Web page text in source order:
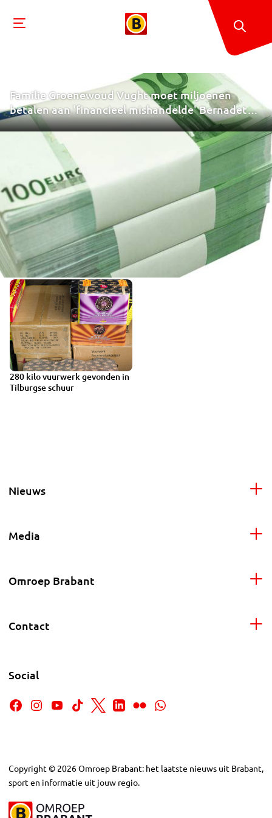
Familie Groenewoud Vught moet miljoenen
betalen aan 'financieel mishandelde' Bernadette
Vehmeijer
280 kilo vuurwerk gevonden in
Tilburgse schuur
Nieuws
Media
Omroep Brabant
Contact
Social
Copyright © 2026Omroep Brabant: het laatste nieuws uit Brabant,
sport en informatie uit jouw regio.